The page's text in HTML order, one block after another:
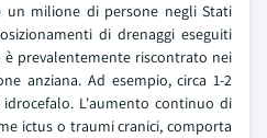
un milione di persone negli Stati
di drenaggi eseguiti
prevalentemente riscontrato nei
anziana. Ad esempio, circa 1-2
L'aumento continuo di
ictus o traumi cranici, comporta